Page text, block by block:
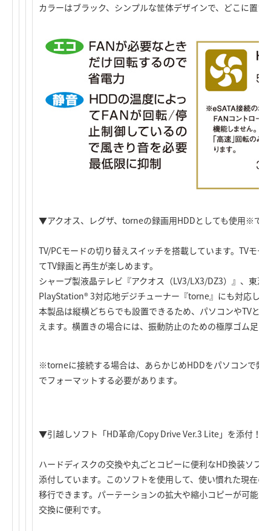
カラーはブラック、シンプルな筐体デザインで、どこに置い
▼アクオス、レグザ、torneの録画用HDDとしても使用※で
TV/PCモードの切り替えスイッチを搭載しています。TVモ
てTV録画と再生が楽しめます。
シャープ製液晶テレビ『アクオス（LV3/LX3/DZ3）』、東
PlayStation® 3対応地デジチューナー『torne』にも対応し
本製品は縦横どちらでも設置できるため、パソコンやTVと
えます。横置きの場合には、振動防止のための極厚ゴム足で
※torneに接続する場合は、あらかじめHDDをパソコンで弊
でフォーマットする必要があります。
▼引越しソフト「HD革命/Copy Drive Ver.3 Lite」を添付！
ハードディスクの交換や丸ごとコピーに便利なHD換装ソフ
添付しています。このソフトを使用して、使い慣れた現在
移行できます。パーテーションの拡大や縮小コピーが可能な
交換に便利です。